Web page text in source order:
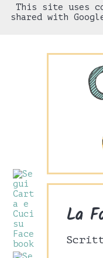
La
This site uses
shared with